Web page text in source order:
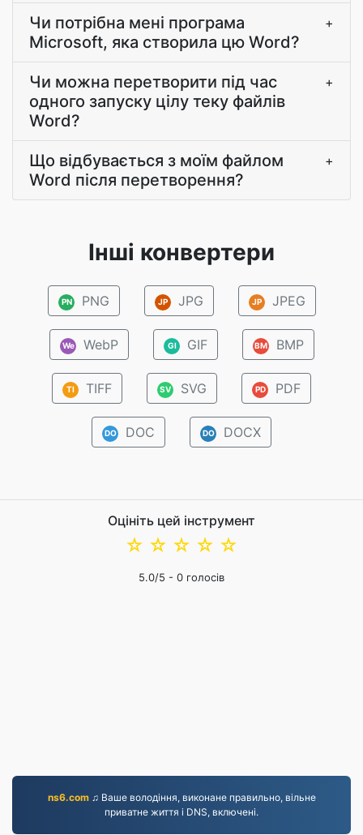
Чи потрібна мені програма
Microsoft, яка створила цю Word?
+
Чи можна перетворити під час
одного запуску цілу теку файлів
Word?
+
Що відбувається з моїм файлом
Word після перетворення?
+
Інші конвертери
PN PNG JP JPG JP JPEG
We WebP GI GIF BM BMP
TI TIFF SV SVG PD PDF
DO DOC DO DOCX
Оцініть цей інструмент
☆
☆
☆
☆
☆
5.0/5 - 0 голосів
ns6.com♫ Ваше володіння, виконане правильно, вільне
приватне життя і DNS, включені.